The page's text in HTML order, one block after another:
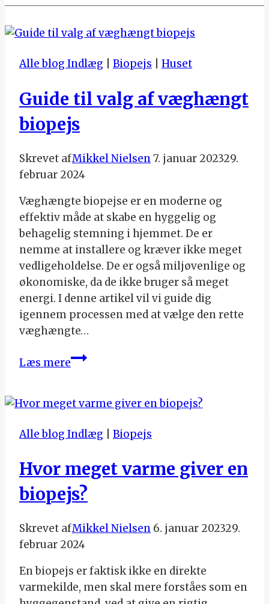
Alle blog Indlæg Biopejs Huset
Guide til valg af væghængt
biopejs
Skrevet afMikkel Nielsen7. januar 202329.
februar 2024
Væghængte biopejse er en moderne og
effektiv måde at skabe en hyggelig og
behagelig stemning i hjemmet. De er
nemme at installere og kræver ikke meget
vedligeholdelse. De er også miljøvenlige og
økonomiske, da de ikke bruger så meget
energi. I denne artikel vil vi guide dig
igennem processen med at vælge den rette
væghængte…
Læs mereGuide
af
biopejs
Alle blog Indlæg Biopejs
Hvor meget varme giver en
biopejs?
Skrevet afMikkel Nielsen 6. januar 202329.
februar 2024
En biopejs er faktisk ikke en direkte
varmekilde, men skal mere forståes som en